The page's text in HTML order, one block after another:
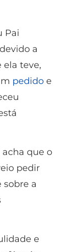
Pai
a
ela teve,
pedido e
acha que o
pedir
sobre a
e